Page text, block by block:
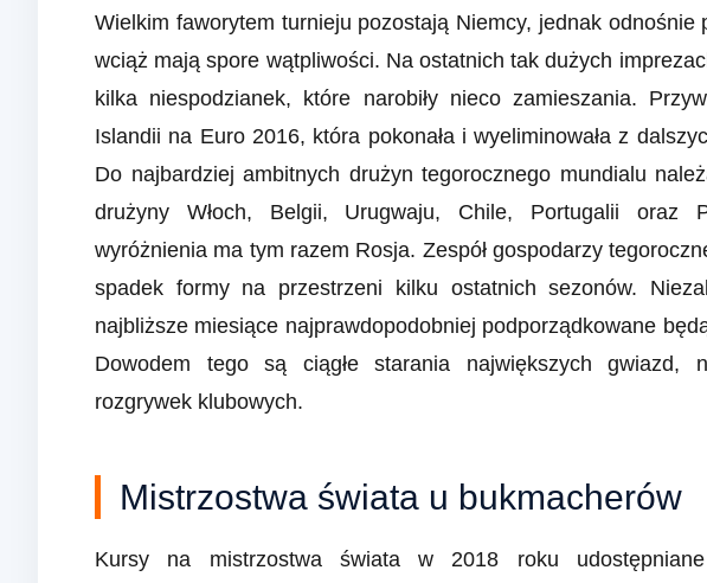
Wielkim faworytem turnieju pozostają Niemcy, jednak odnośnie
wciąż mają spore wątpliwości. Na ostatnich tak dużych
kilka niespodzianek, które narobiły nieco zamieszania.
Islandii na Euro 2016, która pokonała i wyeliminowała z
Do najbardziej ambitnych drużyn tegorocznego mundialu
drużyny Włoch, Belgii, Urugwaju, Chile, Portugalii oraz
wyróżnienia ma tym razem Rosja. Zespół gospodarzy
spadek formy na przestrzeni kilku ostatnich sezonów.
najbliższe miesiące najprawdopodobniej podporządkowane
Dowodem tego są ciągłe starania największych gwiazd,
rozgrywek klubowych.
Mistrzostwa świata u bukmacherów
Kursy na mistrzostwa świata w 2018 roku